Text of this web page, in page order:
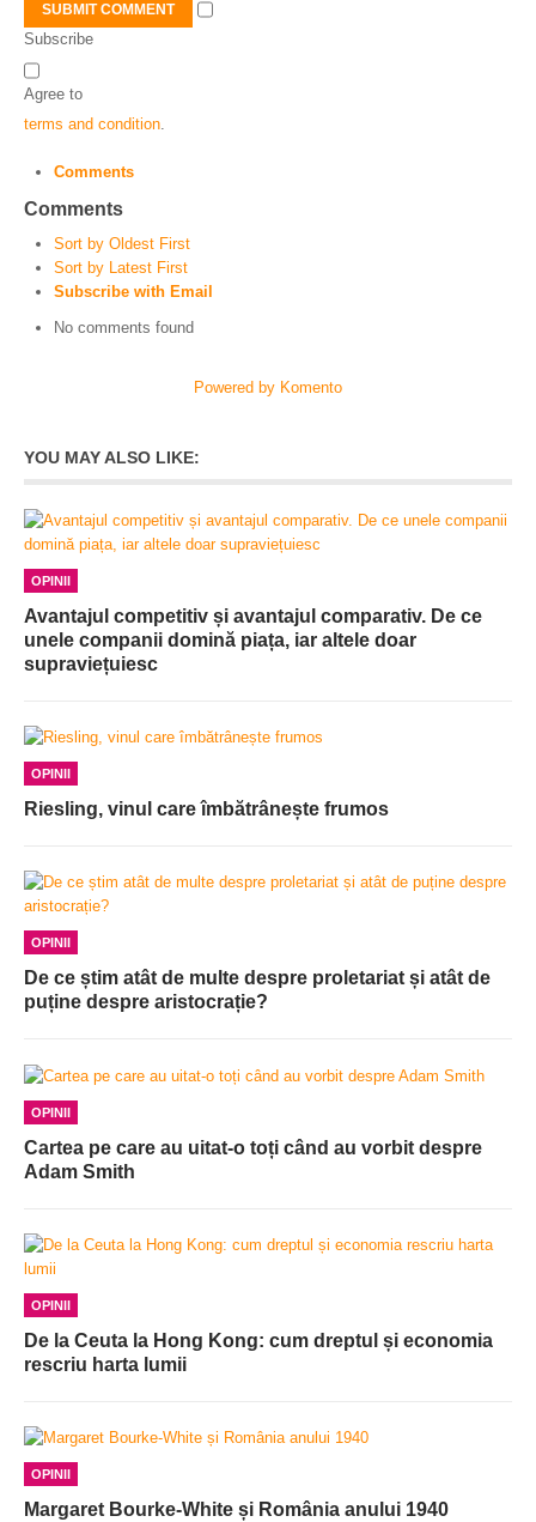
SUBMIT COMMENT
Subscribe
Agree to
terms and condition
Comments
Comments
Sort by Oldest First
Sort by Latest First
Subscribe with Email
No comments found
Powered by Komento
YOU MAY ALSO LIKE:
OPINII
Avantajul competitiv și avantajul comparativ. De ce
unele companii domină piața, iar altele doar
supraviețuiesc
OPINII
Riesling, vinul care îmbătrânește frumos
OPINII
De ce știm atât de multe despre proletariat și atât de
puține despre aristocrație?
OPINII
Cartea pe care au uitat-o toți când au vorbit despre
Adam Smith
OPINII
De la Ceuta la Hong Kong: cum dreptul și economia
rescriu harta lumii
OPINII
Margaret Bourke-White și România anului 1940